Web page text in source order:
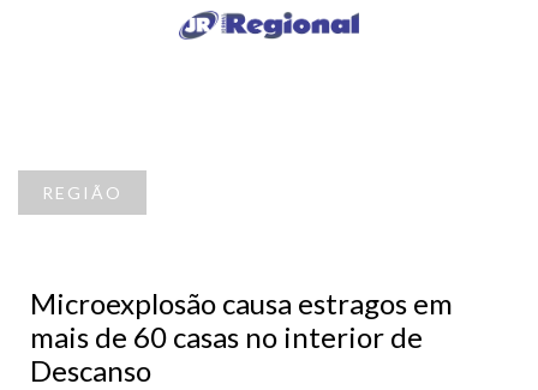
REGIÃO
Microexplosão causa estragos em
mais de 60 casas no interior de
Descanso